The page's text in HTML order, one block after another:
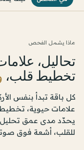
ماذا يشمل الفحص
تحاليل،
تخطيط قلب،
كل باقة تبدأ بنفس
علامات حيوية،
يحدّد مدى عمق
للقلب، أشعة فوق